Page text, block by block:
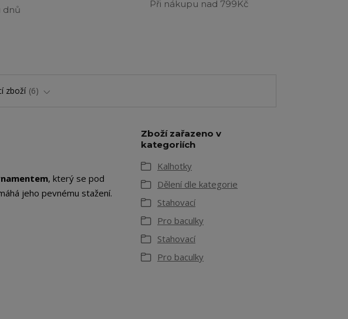
dnů
Při nákupu nad 799Kč
zboží 6
, který se pod
jeho pevnému stažení.
Zboží zařazeno v
kategoriích
Kalhotky
Dělení dle kategorie
Stahovací
Pro baculky
Stahovací
Pro baculky